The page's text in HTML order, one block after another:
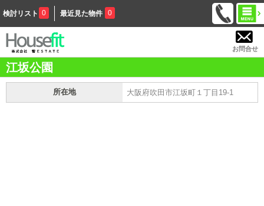
検討リスト 0 最近見た物件 0
お問合せ
江坂公園
所在地 大阪府吹田市江坂町１丁目19-1